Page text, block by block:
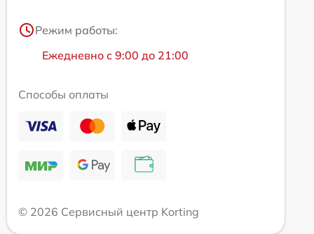
Режим работы:
Ежедневно с 9:00 до 21:00
Способы оплаты
© 2026 Сервисный центр Korting